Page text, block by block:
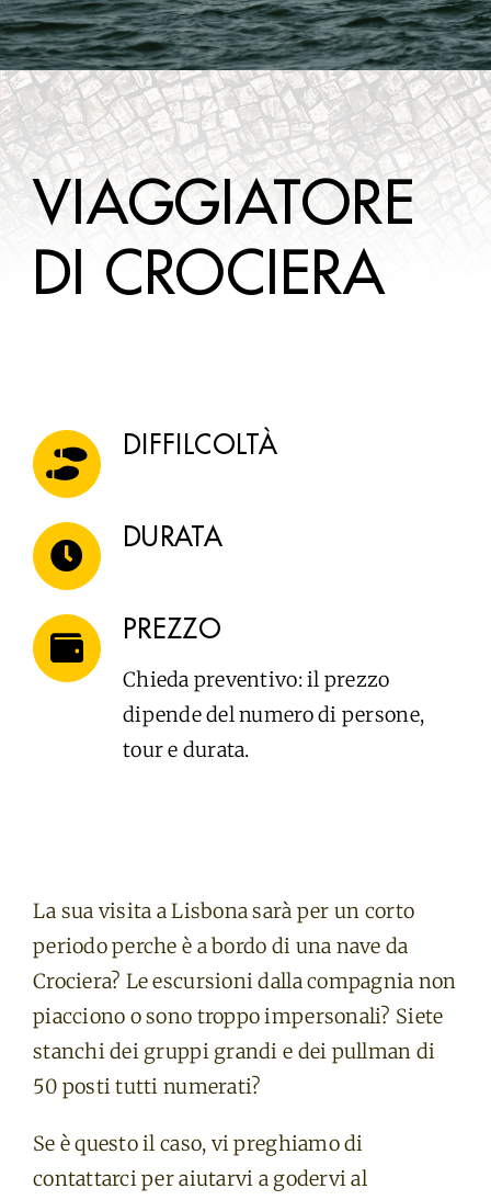
WINE TOURS
DA SAPERE
CONTATTI
VIAGGIATORE
DI CROCIERA
DIFFILCOLTÀ
DURATA
PREZZO
Chieda preventivo: il prezzo
dipende del numero di persone,
tour e durata.
La sua visita a Lisbona sarà per un corto
periodo perche è a bordo di una nave da
Crociera? Le escursioni dalla compagnia non
piacciono o sono troppo impersonali? Siete
stanchi dei gruppi grandi e dei pullman di
50 posti tutti numerati?
Se è questo il caso, vi preghiamo di
contattarci per aiutarvi a godervi al